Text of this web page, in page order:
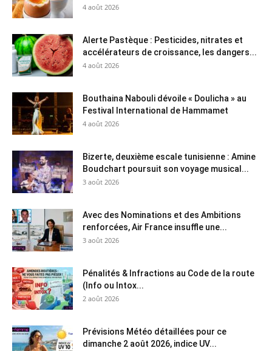
4 août 2026
Alerte Pastèque : Pesticides, nitrates et
accélérateurs de croissance, les dangers...
4 août 2026
Bouthaina Nabouli dévoile « Doulicha » au
Festival International de Hammamet
4 août 2026
Bizerte, deuxième escale tunisienne : Amine
Boudchart poursuit son voyage musical...
3 août 2026
Avec des Nominations et des Ambitions
renforcées, Air France insuffle une...
3 août 2026
Pénalités & Infractions au Code de la route
(Info ou Intox...
2 août 2026
Prévisions Météo détaillées pour ce
dimanche 2 août 2026, indice UV...